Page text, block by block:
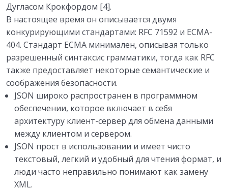
Дугласом Крокфордом [4].
В настоящее время он описывается двумя
конкурирующими стандартами: RFC 71592 и ECMA-
404. Стандарт ECMA минимален, описывая только
разрешенный синтаксис грамматики, тогда как RFC
также предоставляет некоторые семантические и
соображения безопасности.
JSON широко распространен в программном
обеспечении, которое включает в себя
архитектуру клиент-сервер для обмена данными
между клиентом и сервером.
JSON прост в использовании и имеет чисто
текстовый, легкий и удобный для чтения формат, и
люди часто неправильно понимают как замену
XML.